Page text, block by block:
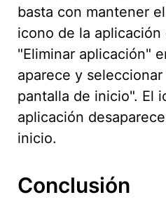
basta con mantener
icono de la aplicación
"Eliminar aplicación"
aparece y
pantalla de inicio". El
aplicación
inicio.
Conclusión